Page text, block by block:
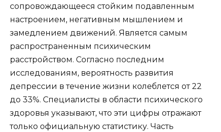
сопровождающееся стойким подавленным
настроением, негативным мышлением и
замедлением движений. Является самым
распространенным психическим
расстройством. Согласно последним
исследованиям, вероятность развития
депрессии в течение жизни колеблется от 22
до 33%. Специалисты в области психического
здоровья указывают, что эти цифры отражают
только официальную статистику. Часть